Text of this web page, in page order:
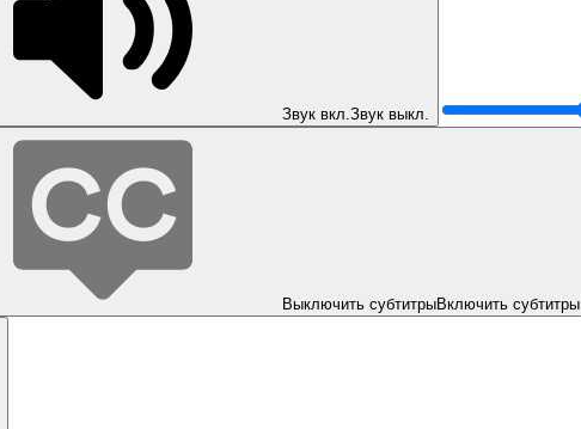
Звук вкл. Звук выкл.
Выключить субтитрыВключить субтитры